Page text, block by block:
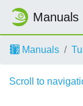
Manuals
Manuals
Scroll to